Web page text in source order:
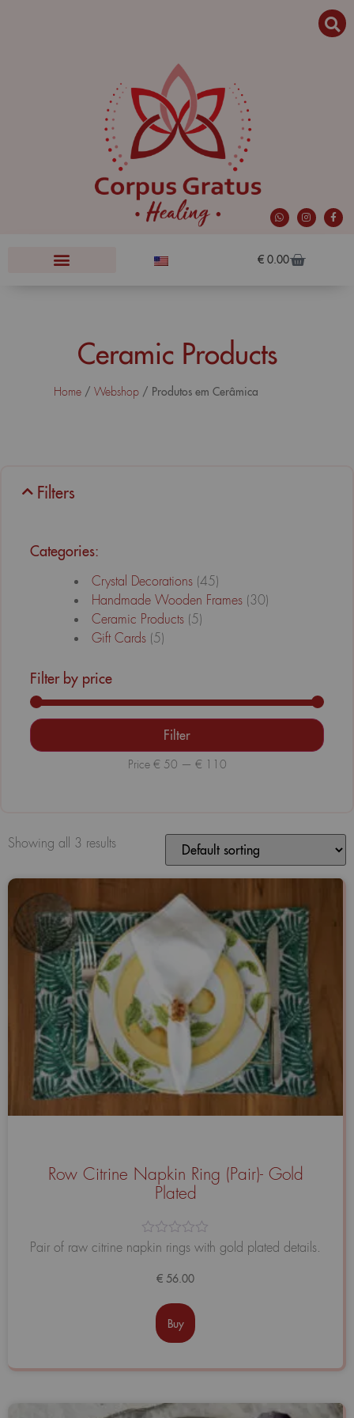
€ 0.00
Ceramic Products
Home / Webshop / Produtos em Cerâmica
Filters
Categories:
Crystal Decorations (45)
Handmade Wooden Frames (30)
Ceramic Products (5)
Gift Cards (5)
Filter by price
Filter
Price € 50 — € 110
Showing all 3 results
Row Citrine Napkin Ring (Pair)- Gold
Plated
Avaliação
0
Pair of raw citrine napkin rings with gold plated details.
€ 56.00
Buy